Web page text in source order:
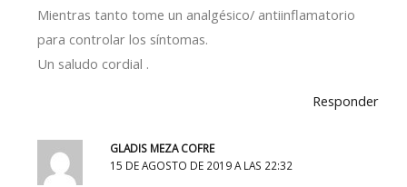
Mientras tanto tome un analgésico/ antiinflamatorio
para controlar los síntomas.
Un saludo cordial .
Responder
GLADIS MEZA COFRE
15 DE AGOSTO DE 2019 A LAS 22:32